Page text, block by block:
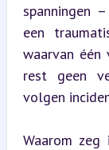
spanningen
een
waarvan één
rest geen
volgen
Waarom